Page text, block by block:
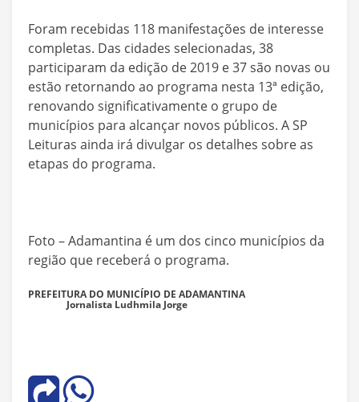
Foram recebidas 118 manifestações de interesse
completas. Das cidades selecionadas, 38
participaram da edição de 2019 e 37 são novas ou
estão retornando ao programa nesta 13ª edição,
renovando significativamente o grupo de
municípios para alcançar novos públicos. A SP
Leituras ainda irá divulgar os detalhes sobre as
etapas do programa.
Foto – Adamantina é um dos cinco municípios da
região que receberá o programa.
PREFEITURA DO MUNICÍPIO DE ADAMANTINA
Jornalista Ludhmila Jorge